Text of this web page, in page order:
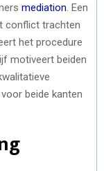
mediation . Een
conflict trachten
het procedure
motiveert beiden
beide kanten